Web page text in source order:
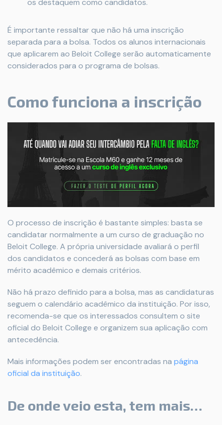
os destaquem como candidatos.
É importante ressaltar que não há uma inscrição
separada para a bolsa. Todos os alunos internacionais
que aplicarem ao Beloit College serão automaticamente
considerados para o programa de bolsas.
Como funciona a inscrição
O processo de inscrição é bastante simples: basta se
candidatar normalmente a um curso de graduação no
Beloit College. A própria universidade avaliará o perfil
dos candidatos e concederá as bolsas com base em
mérito acadêmico e demais critérios.
Não há prazo definido para a bolsa, mas as candidaturas
seguem o calendário acadêmico da instituição. Por isso,
recomenda-se que os interessados consultem o site
oficial do Beloit College e organizem sua aplicação com
antecedência.
Mais informações podem ser encontradas na página
oficial da instituição.
De onde veio esta, tem mais…